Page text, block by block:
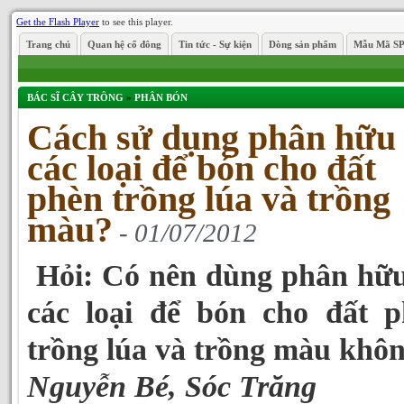
Get the Flash Player to see this player.
Trang chủ Quan hệ cổ đông Tin tức - Sự kiện Dòng sản phẩm Mẫu Mã SP
BÁC SĨ CÂY TRÔNG » PHÂN BÓN
Cách sử dụng phân hữu
các loại để bón cho đất
phèn trồng lúa và trồng
màu? - 01/07/2012
Hỏi: Có nên dùng phân
các loại để bón cho đất
trồng lúa và trồng màu
Nguyễn Bé, Sóc Trăng